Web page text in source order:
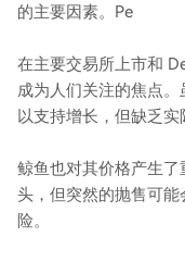
的主要因素。Pe
在主要交易所上市和
成为人们关注的焦点
以支持增长，但缺乏实
鲸鱼也对其价格产生
头，但突然的抛售可
险。